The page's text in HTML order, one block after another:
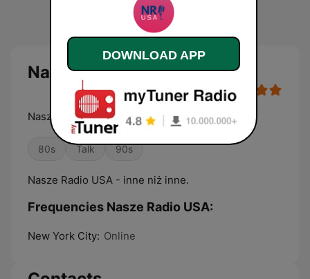
Nasze Radio USA live
Nasze Radio USA - inne niż inne.
80s Talk 90s
Nasze Radio USA - inne niż inne.
Frequencies Nasze Radio USA:
New York City: Online
DOWNLOAD APP